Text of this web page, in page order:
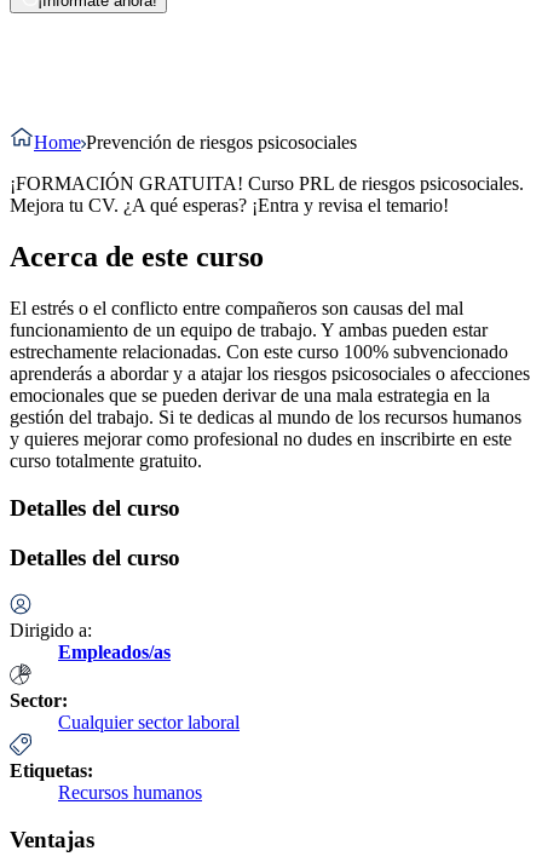
Home Prevención de riesgos psicosociales
¡FORMACIÓN GRATUITA! Curso PRL de riesgos psicosociales.
Mejora tu CV. ¿A qué esperas? ¡Entra y revisa el temario!
Acerca de este curso
El estrés o el conflicto entre compañeros son causas del mal
funcionamiento de un equipo de trabajo. Y ambas pueden estar
estrechamente relacionadas. Con este curso 100% subvencionado
aprenderás a abordar y a atajar los riesgos psicosociales o afecciones
emocionales que se pueden derivar de una mala estrategia en la
gestión del trabajo. Si te dedicas al mundo de los recursos humanos
y quieres mejorar como profesional no dudes en inscribirte en este
curso totalmente gratuito.
Detalles del curso
Detalles del curso
Dirigido a:
Empleados/as
Sector:
Cualquier sector laboral
Etiquetas:
Recursos humanos
Ventajas